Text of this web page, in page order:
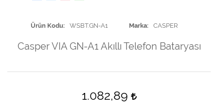
Ürün Kodu WSBT.GN-A1 Marka CASPER
Casper VIA GN-A1 Akıllı Telefon Bataryası
1.082,89